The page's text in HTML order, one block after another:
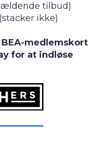
tilbud)
ikke)
medlemskort
for at indløse